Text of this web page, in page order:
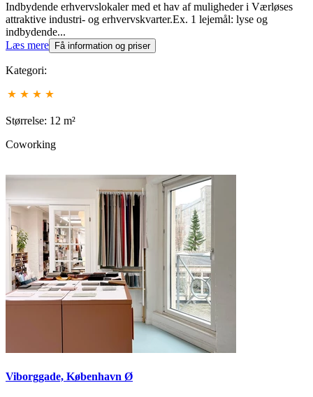
Indbydende erhvervslokaler med et hav af muligheder i Værløses
attraktive industri- og erhvervskvarter.Ex. 1 lejemål: lyse og
indbydende...
Læs mere
Få information og priser
Kategori:
Størrelse: 12 m²
Coworking
Viborggade, København Ø